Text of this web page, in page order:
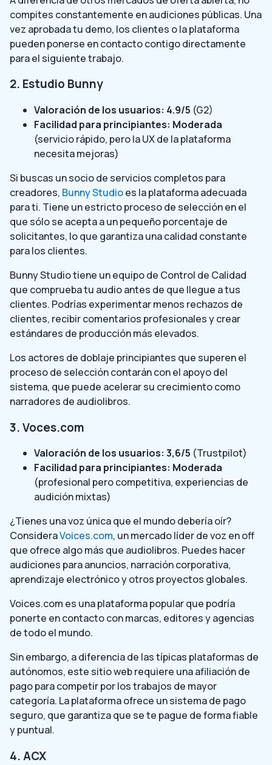
compites constantemente en audiciones públicas. Una
vez aprobada tu demo, los clientes o la plataforma
pueden ponerse en contacto contigo directamente
para el siguiente trabajo.
2. Estudio Bunny
Valoración de los usuarios: 4.9/5 (G2)
Facilidad para principiantes: Moderada
(servicio rápido, pero la UX de la plataforma
necesita mejoras)
Si buscas un socio de servicios completos para
creadores, Bunny Studioes la plataforma adecuada
para ti. Tiene un estricto proceso de selección en el
que sólo se acepta a un pequeño porcentaje de
solicitantes, lo que garantiza una calidad constante
para los clientes.
Bunny Studio tiene un equipo de Control de Calidad
que comprueba tu audio antes de que llegue a tus
clientes. Podrías experimentar menos rechazos de
clientes, recibir comentarios profesionales y crear
estándares de producción más elevados.
Los actores de doblaje principiantes que superen el
proceso de selección contarán con el apoyo del
sistema, que puede acelerar su crecimiento como
narradores de audiolibros.
3. Voces.com
Valoración de los usuarios: 3,6/5 (Trustpilot)
Facilidad para principiantes: Moderada
(profesional pero competitiva, experiencias de
audición mixtas)
¿Tienes una voz única que el mundo debería oír?
ConsideraVoices.com, un mercado líder de voz en off
que ofrece algo más que audiolibros. Puedes hacer
audiciones para anuncios, narración corporativa,
aprendizaje electrónico y otros proyectos globales.
Voices.com es una plataforma popular que podría
ponerte en contacto con marcas, editores y agencias
de todo el mundo.
Sin embargo, a diferencia de las típicas plataformas de
autónomos, este sitio web requiere una afiliación de
pago para competir por los trabajos de mayor
categoría. La plataforma ofrece un sistema de pago
seguro, que garantiza que se te pague de forma fiable
y puntual.
4. ACX